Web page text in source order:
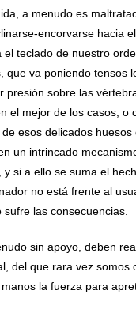
a menudo es
encorvarse hacia
teclado de nuestro
que va poniendo tensos
presión sobre las
el mejor de los casos, o
esos delicados
un intrincado
y si a ello se suma el
no está frente al
las consecuencias.
sin apoyo, deben
del que rara vez somos
la fuerza para